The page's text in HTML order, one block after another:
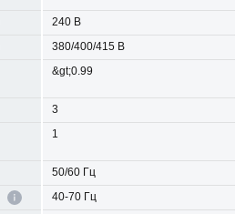
240 В
380/400/415 В
&gt;0.99
3
1
50/60 Гц
40-70 Гц